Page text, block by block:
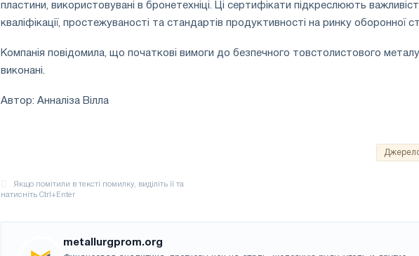
пластини, використовувані в бронетехніці. Ці сертифікати підкреслюють
кваліфікації, простежуваності та стандартів продуктивності на ринку оборонної
Компанія повідомила, що початкові вимоги до безпечного товстолистового
виконані.
Автор: Анналіза Вілла
metallurgprom.org